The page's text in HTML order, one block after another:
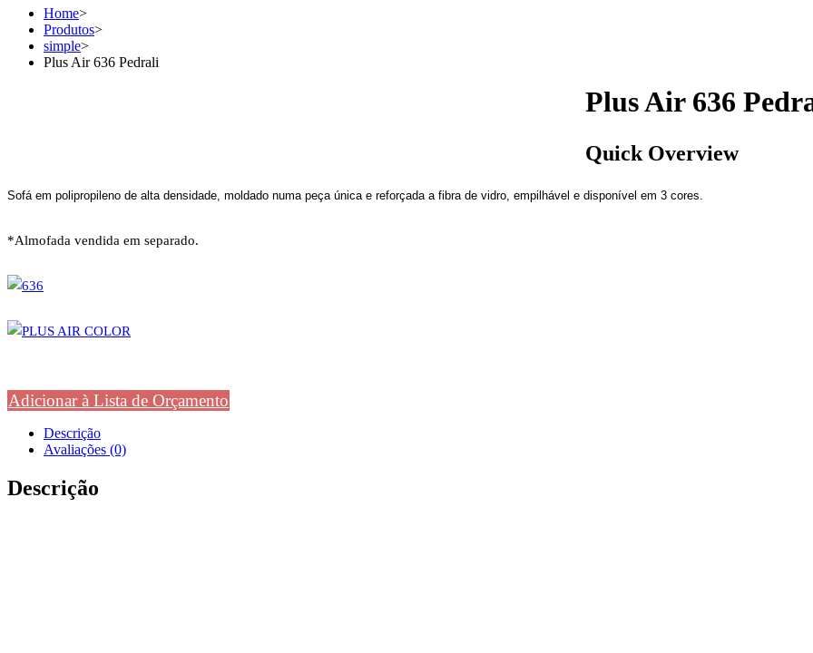
Home>
Produtos>
simple>
Plus Air 636 Pedrali
Plus Air 636
Quick Overview
Sofá em polipropileno de alta densidade, moldado numa peça única e reforçada a fibra de vidro, empilhável e disponível em 3 cores.
*Almofada vendida em separado.
Adicionar à Lista de Orçamento
Descrição
Avaliações (0)
Descrição